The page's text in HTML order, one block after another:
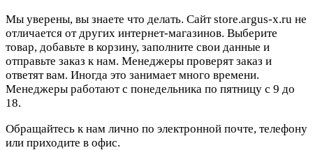
Мы уверены, вы знаете что делать. Сайт store.argus-x.ru не
отличается от других интернет-магазинов. Выберите
товар, добавьте в корзину, заполните свои данные и
отправьте заказ к нам. Менеджеры проверят заказ и
ответят вам. Иногда это занимает много времени.
Менеджеры работают с понедельника по пятницу с 9 до
18.
Обращайтесь к нам лично по электронной почте, телефону
или приходите в офис.